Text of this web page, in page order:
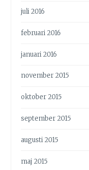
juli 2016
februari 2016
januari 2016
november 2015
oktober 2015
september 2015
augusti 2015
maj 2015